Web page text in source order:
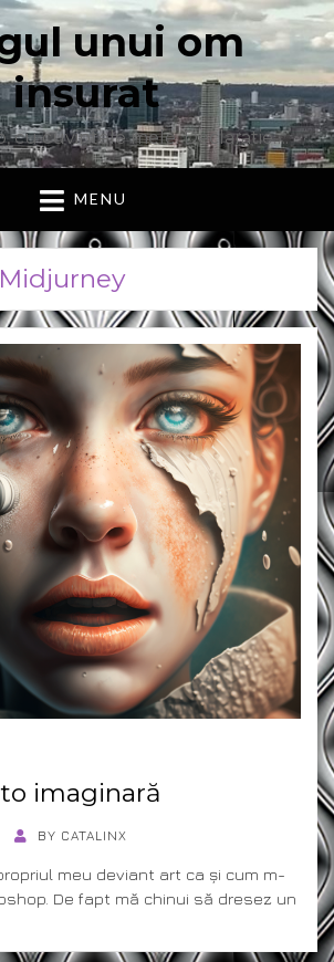
unui om
insurat
cu cuvintele mele. Declaratie….
MENU
Midjurney
imaginară
BY CATALINX
meu deviant art ca și cum m-
De fapt mă chinui să dresez un